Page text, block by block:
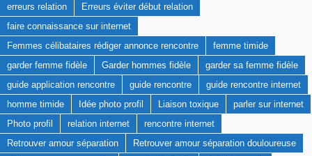
erreurs relation
Erreurs éviter début relation
faire connaissance sur internet
Femmes célibataires rédiger annonce rencontre
femme timide
garder femme fidèle
Garder hommes fidèle
garder sa femme fidèle
guide application rencontre
guide rencontre
guide rencontre internet
homme timide
Idée photo profil Liaison toxique
parler sur internet
Photo profil
relation internet
rencontre internet
Retrouver amour séparation
Retrouver amour séparation douloureuse